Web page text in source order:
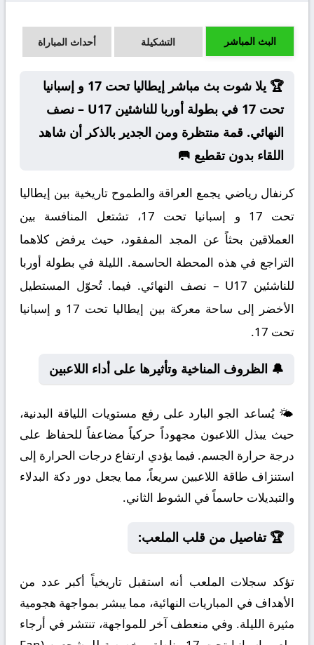
البث المباشر التشكيلة أحداث المباراة
🏆 يلا شوت بث مباشر إيطاليا تحت 17 و إسبانيا
تحت 17 في بطولة أوربا للناشئين U17 – نصف
النهائي. قمة منتظرة ومن الجدير بالذكر أن شاهد
اللقاء بدون تقطيع 🥅
كرنفال رياضي يجمع العراقة والطموح تاريخية بين إيطاليا
تحت 17 و إسبانيا تحت 17، تشتعل المنافسة بين
العملاقين بحثاً عن المجد المفقود، حيث يرفض كلاهما
التراجع في هذه المحطة الحاسمة. الليلة في بطولة أوربا
للناشئين U17 – نصف النهائي. فيما. تُحوّل المستطيل
الأخضر إلى ساحة معركة بين إيطاليا تحت 17 و إسبانيا
تحت 17.
🔔 الظروف المناخية وتأثيرها على أداء اللاعبين
🌤️ يُساعد الجو البارد على رفع مستويات اللياقة البدنية،
حيث يبذل اللاعبون مجهوداً حركياً مضاعفاً للحفاظ على
درجة حرارة الجسم. فيما يؤدي ارتفاع درجات الحرارة إلى
استنزاف طاقة اللاعبين سريعاً، مما يجعل دور دكة البدلاء
والتبديلات حاسماً في الشوط الثاني.
🏆 تفاصيل من قلب الملعب:
تؤكد سجلات الملعب أنه استقبل تاريخياً أكبر عدد من
الأهداف في المباريات النهائية، مما يبشر بمواجهة هجومية
مثيرة الليلة. وفي منعطف آخر للمواجهة، تنتشر في أرجاء